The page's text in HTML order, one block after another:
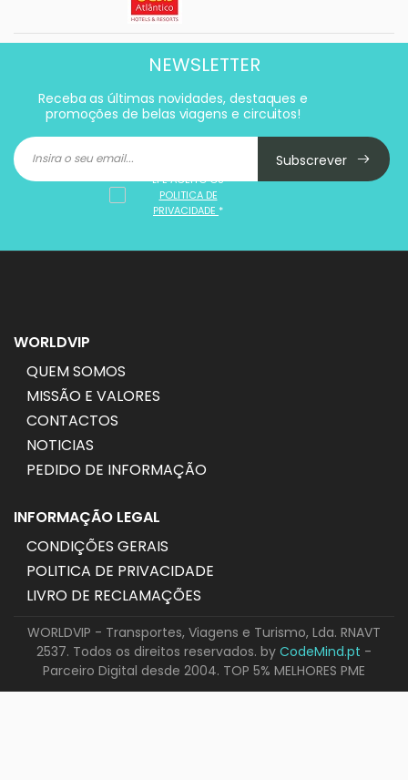
NEWSLETTER
Receba as últimas novidades, destaques e
promoções de belas viagens e circuitos!
Subscrever
LI E ACEITO OS
POLITICA DE
PRIVACIDADE *
WORLDVIP
QUEM SOMOS
MISSÃO E VALORES
CONTACTOS
NOTICIAS
PEDIDO DE INFORMAÇÃO
INFORMAÇÃO LEGAL
CONDIÇÕES GERAIS
POLITICA DE PRIVACIDADE
LIVRO DE RECLAMAÇÕES
WORLDVIP - Transportes, Viagens e Turismo, Lda. RNAVT
2537. Todos os direitos reservados. by CodeMind.pt -
Parceiro Digital desde 2004. TOP 5% MELHORES PME